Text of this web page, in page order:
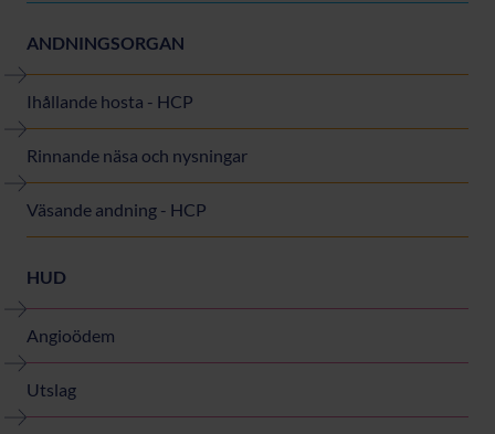
ANDNINGSORGAN
Ihållande hosta - HCP
Rinnande näsa och nysningar
Väsande andning - HCP
HUD
Angioödem
Utslag